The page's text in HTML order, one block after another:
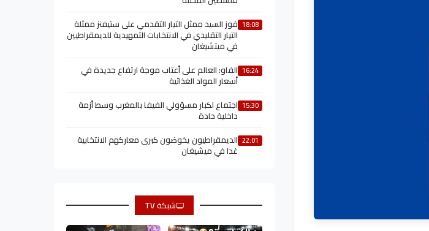
18:08 فوز السيد ممثل التيار التقدمي على ستيفنز ممثلة
التيار التقليدي في الانتخابات التمهيدية للديمقراطيين
في ميتشيغان
16:24 الفاو: العالم على أعتاب موجة ارتفاع جديدة في
أسعار المواد الغذائية
15:30 اجتماع لكبار مسؤولي الفيفا بالمغرب وسط أزمة
داخلية حادة
22:01 الديمقراطيون يخوضون كبرى معاركهم الانتخابية
غدا في ميشيغان
شبكة TV